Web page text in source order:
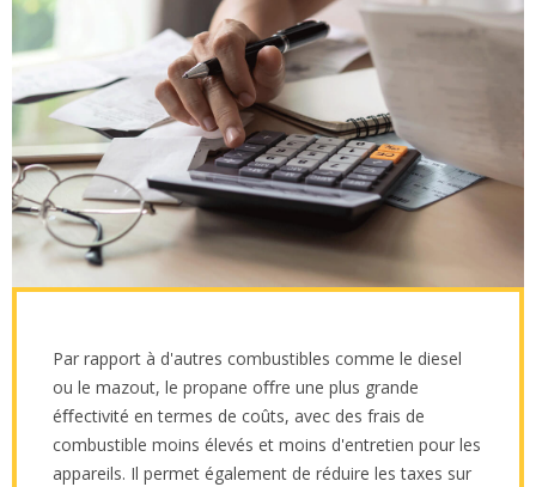
Par rapport à d'autres combustibles comme le diesel
ou le mazout, le propane oﬀre une plus grande
éﬀectivité en termes de coûts, avec des frais de
combustible moins élevés et moins d'entretien pour les
appareils. Il permet également de réduire les taxes sur